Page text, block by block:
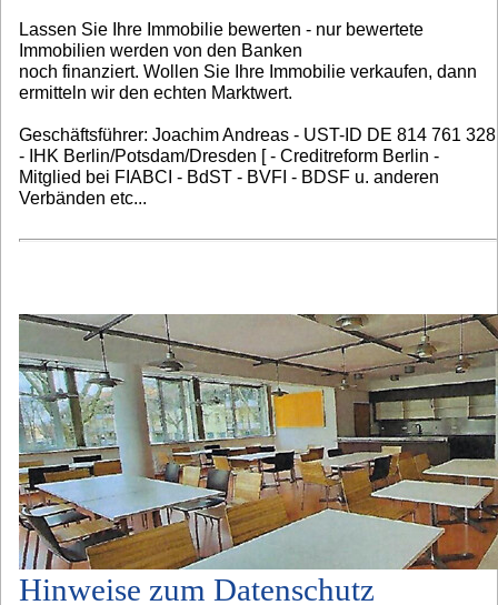
Lassen Sie Ihre Immobilie bewerten - nur bewertete
Immobilien werden von den Banken
noch finanziert. Wollen Sie Ihre Immobilie verkaufen, dann
ermitteln wir den echten Marktwert.
Geschäftsführer: Joachim Andreas - UST-ID DE 814 761 328
- IHK Berlin/Potsdam/Dresden [ - Creditreform Berlin -
Mitglied bei FIABCI - BdST - BVFI - BDSF u. anderen
Verbänden etc...
Hinweise zum Datenschutz